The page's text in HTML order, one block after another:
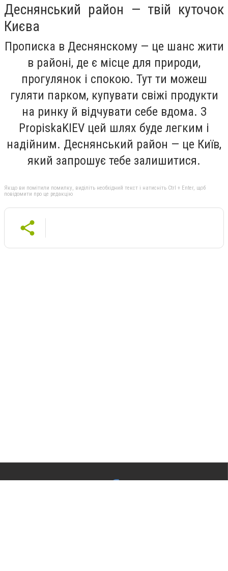
Деснянський район — твій куточок
Києва
Прописка в Деснянскому — це шанс жити
в районі, де є місце для природи,
прогулянок і спокою. Тут ти можеш
гуляти парком, купувати свіжі продукти
на ринку й відчувати себе вдома. З
PropiskaKIEV цей шлях буде легким і
надійним. Деснянський район — це Київ,
який запрошує тебе залишитися.
Якщо ви помітили помилку, виділіть необхідний текст і натисніть Ctrl + Enter, щоб
повідомити про це редакцію